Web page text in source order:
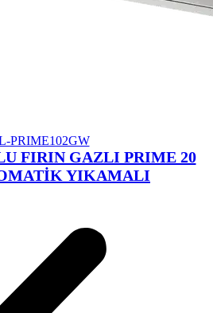
PRIME102GW
FIRIN GAZLI PRIME 20
YIKAMALI